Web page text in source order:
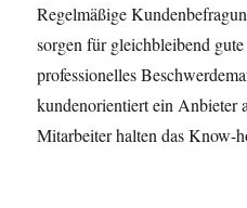
Regelmäßige
sorgen für gleichbleibend
professionelles
kundenorientiert ein Anbieter
Mitarbeiter halten das Know-